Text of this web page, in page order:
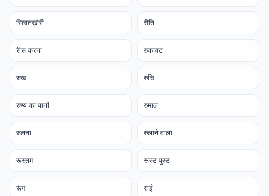
रिश्वतख़ोरी रीति
रीस करना रुकावट
रुख रुचि
रुण्य का पानी रुमाल
रुलना रुलाने वाला
रूस्तम रूस्ट पुस्ट
रूंग रूई